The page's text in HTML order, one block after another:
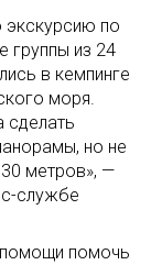
экскурсию по
группы из 24
в кемпинге
моря.
сделать
но не
метров», —
службе
помочь